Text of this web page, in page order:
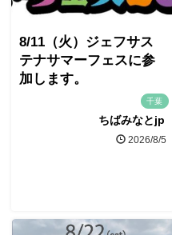
8/11（火）ジェフサス
テナサマーフェスに参
加します。
千葉
ちばみなとjp
2026/8/5